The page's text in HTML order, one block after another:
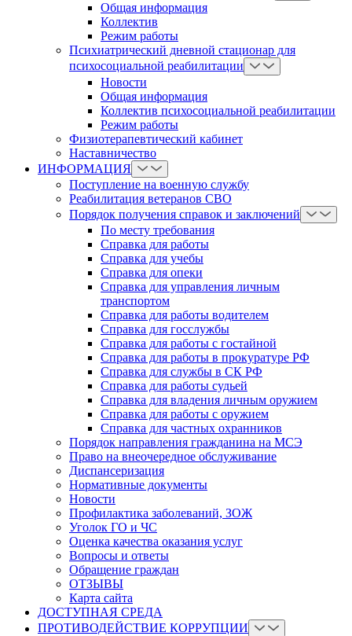
Общая информация
Коллектив
Режим работы
Психиатрический дневной стационар для
психосоциальной реабилитации
Новости
Общая информация
Коллектив психосоциальной реабилитации
Режим работы
Физиотерапевтический кабинет
Наставничество
ИНФОРМАЦИЯ
Поступление на военную службу
Реабилитация ветеранов СВО
Порядок получения справок и заключений
По месту требования
Справка для работы
Справка для учебы
Справка для опеки
Справка для управления личным
транспортом
Справка для работы водителем
Справка для госслужбы
Справка для работы с гостайной
Справка для работы в прокуратуре РФ
Справка для службы в СК РФ
Справка для работы судьей
Справка для владения личным оружием
Справка для работы с оружием
Справка для частных охранников
Порядок направления гражданина на МСЭ
Право на внеочередное обслуживание
Диспансеризация
Нормативные документы
Новости
Профилактика заболеваний, ЗОЖ
Уголок ГО и ЧС
Оценка качества оказания услуг
Вопросы и ответы
Обращение граждан
ОТЗЫВЫ
Карта сайта
ДОСТУПНАЯ СРЕДА
ПРОТИВОДЕЙСТВИЕ КОРРУПЦИИ